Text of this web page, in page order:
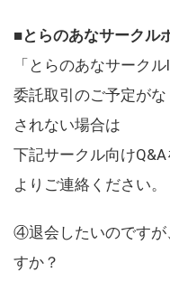
■とらのあなサークル
「とらのあなサーク
委託取引のご予定が
されない場合は
下記サークル向け
よりご連絡ください。
④退会したいのですが
すか？